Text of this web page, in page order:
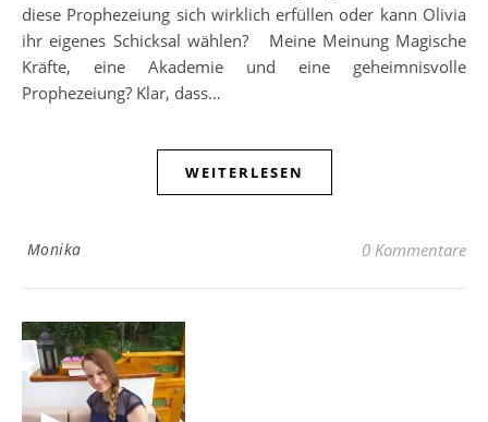
diese Prophezeiung sich wirklich erfüllen oder kann Olivia
ihr eigenes Schicksal wählen? Meine Meinung Magische
Kräfte, eine Akademie und eine geheimnisvolle
Prophezeiung? Klar, dass…
WEITERLESEN
Monika 0 Kommentare